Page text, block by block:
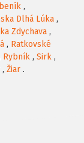
,
Dlhá Lúka ,
Zdychava ,
, Ratkovské
Rybník , Sirk ,
, Žiar .